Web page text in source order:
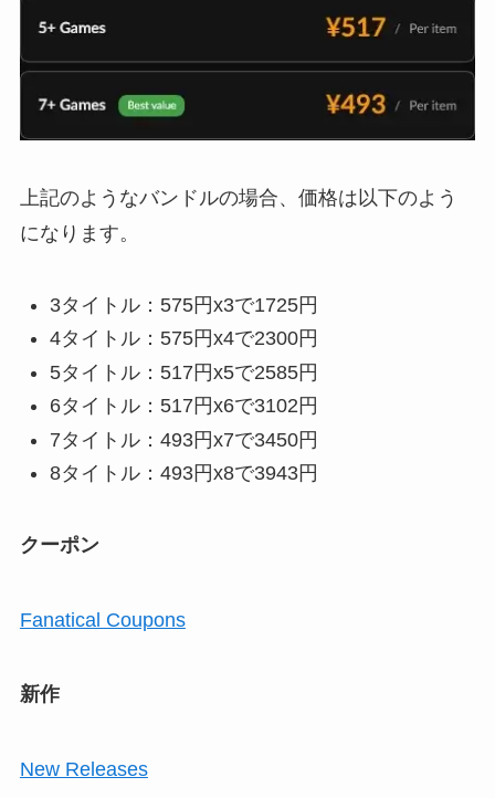
上記のようなバンドルの場合、価格は以下のよう
になります。
3タイトル：575円x3で1725円
4タイトル：575円x4で2300円
5タイトル：517円x5で2585円
6タイトル：517円x6で3102円
7タイトル：493円x7で3450円
8タイトル：493円x8で3943円
クーポン
Fanatical Coupons
新作
New Releases